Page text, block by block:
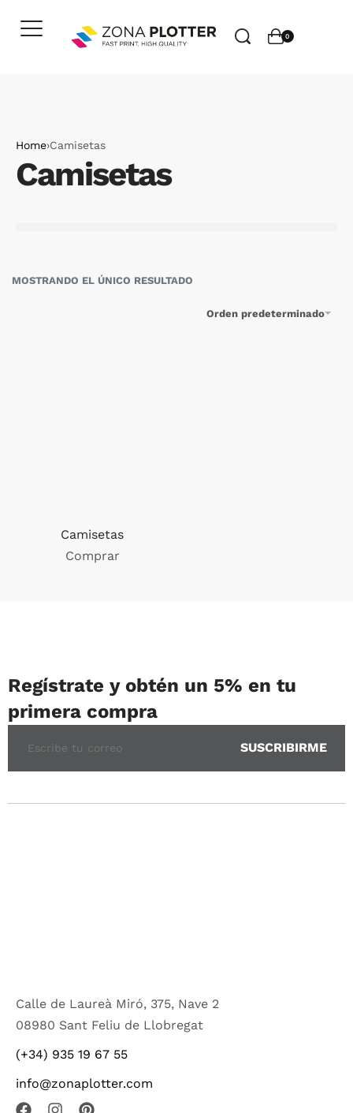
0
Home›Camisetas
Camisetas
MOSTRANDO EL ÚNICO RESULTADO
Orden predeterminado
Camisetas
Comprar
Regístrate y obtén un 5% en tu
primera compra
Calle de Laureà Miró, 375, Nave 2
08980 Sant Feliu de Llobregat
(+34) 935 19 67 55
info@zonaplotter.com